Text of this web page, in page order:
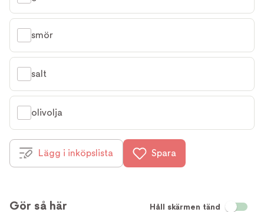
smör
salt
olivolja
Lägg i inköpslista Spara
Gör så här Håll skärmen tänd